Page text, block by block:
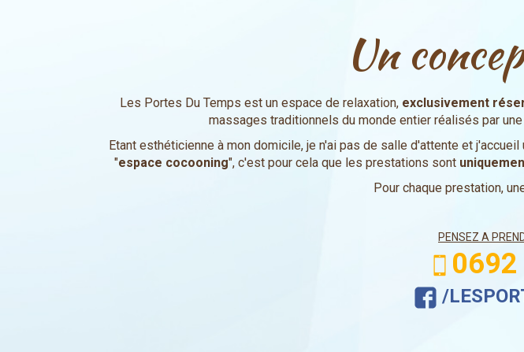
Un
Les Portes Du Temps est un espace de relaxation, exclusivement
massages traditionnels du monde entier réalisés par
Etant esthéticienne à mon domicile, je n'ai pas de salle d'attente et
"espace cocooning", c'est pour cela que les prestations sont
Pour chaque prestation,
PENSEZ A
/